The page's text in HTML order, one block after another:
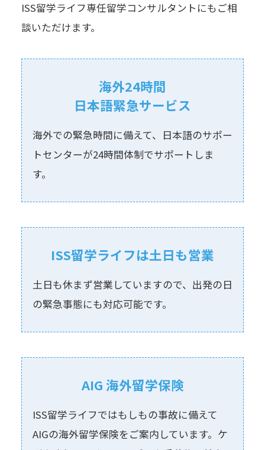
ISS留学ライフ専任留学コンサルタントにもご相
談いただけます。
海外24時間
⽇本語緊急サービス
海外での緊急時間に備えて、⽇本語のサポー
トセンターが24時間体制でサポートしま
す。
ISS留学ライフは⼟⽇も営業
⼟⽇も休まず営業していますので、出発の⽇
の緊急事態にも対応可能です。
AIG 海外留学保険
ISS留学ライフではもしもの事故に備えて
AIGの海外留学保険をご案内しています。ケ